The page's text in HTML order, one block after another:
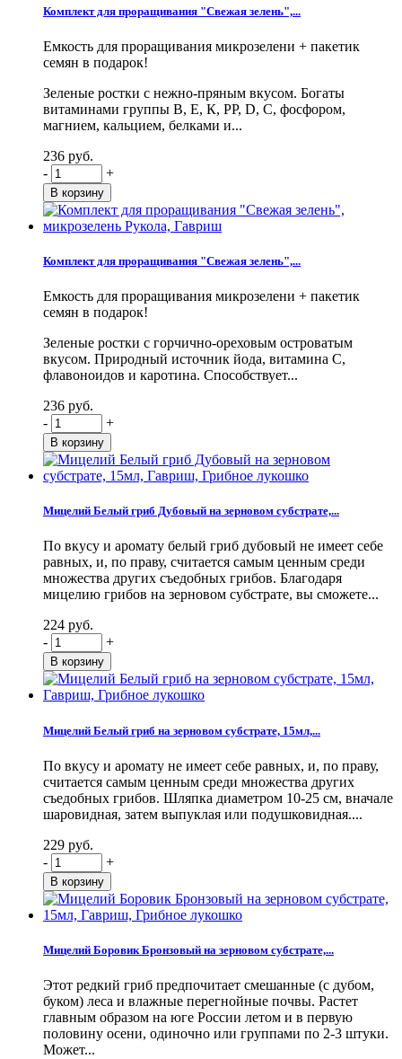
Комплект для проращивания "Свежая зелень",...
Емкость для проращивания микрозелени + пакетик
семян в подарок!
Зеленые ростки с нежно-пряным вкусом. Богаты
витаминами группы В, Е, К, PP, D, С, фосфором,
магнием, кальцием, белками и...
236 руб.
-
+
Комплект для проращивания "Свежая зелень",...
Емкость для проращивания микрозелени + пакетик
семян в подарок!
Зеленые ростки с горчично-ореховым островатым
вкусом. Природный источник йода, витамина С,
флавоноидов и каротина. Способствует...
236 руб.
-
+
Мицелий Белый гриб Дубовый на зерновом субстрате,...
По вкусу и аромату белый гриб дубовый не имеет себе
равных, и, по праву, считается самым ценным среди
множества других съедобных грибов. Благодаря
мицелию грибов на зерновом субстрате, вы сможете...
224 руб.
-
+
Мицелий Белый гриб на зерновом субстрате, 15мл,...
По вкусу и аромату не имеет себе равных, и, по праву,
считается самым ценным среди множества других
съедобных грибов. Шляпка диаметром 10-25 см, вначале
шаровидная, затем выпуклая или подушковидная....
229 руб.
-
+
Мицелий Боровик Бронзовый на зерновом субстрате,...
Этот редкий гриб предпочитает смешанные (с дубом,
буком) леса и влажные перегнойные почвы. Растет
главным образом на юге России летом и в первую
половину осени, одиночно или группами по 2-3 штуки.
Может...